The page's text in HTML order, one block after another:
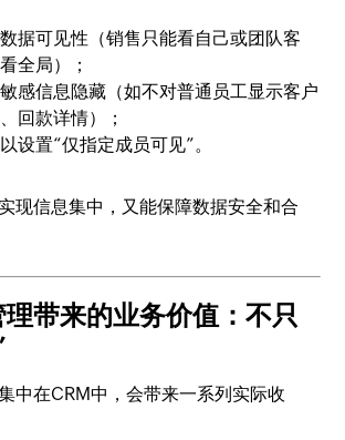
据可见性（销售只能看自己或团队客
全局）；
感信息隐藏（如不对普通员工显示客户
回款详情）；
设置“仅指定成员可见”。
现信息集中，又能保障数据安全和合
带来的业务价值：不只
中在CRM中，会带来一系列实际收